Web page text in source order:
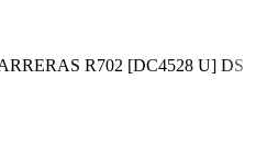
R702 [DC4528 U] DS